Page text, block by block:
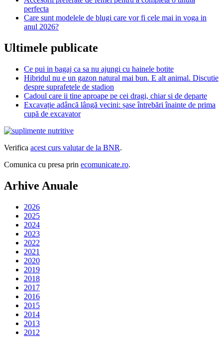
perfecta
Care sunt modelele de blugi care vor fi cele mai in voga in
anul 2026?
Ultimele publicate
Ce pui in bagaj ca sa nu ajungi cu hainele botite
Hibridul nu e un gazon natural mai bun. E alt animal. Discutie
despre suprafetele de stadion
Cadoul care ii tine aproape pe cei dragi, chiar si de departe
Excavație adâncă lângă vecini: șase întrebări înainte de prima
cupă de excavator
Verifica acest curs valutar de la BNR.
Comunica cu presa prin ecomunicate.ro.
Arhive Anuale
2026
2025
2024
2023
2022
2021
2020
2019
2018
2017
2016
2015
2014
2013
2012